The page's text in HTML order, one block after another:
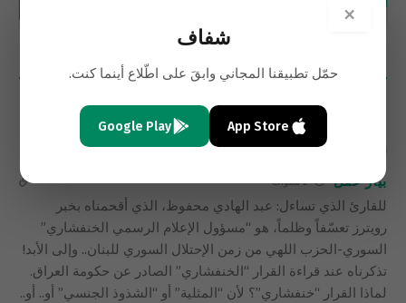
بيار عقل 2 سنوات
للقارئ الذي تساءل: عبد الهادي محفوظ، الذي أقحمناه بخبر
رويترز تعسّفاً وظلماً، هو “مسؤول الإعلام الرسمي الخنفشاري”
السوري-الحزب اللهي من زمن الإحتلال السوري للبنان.. وإلى الأبد!
تذكرناه عند قراءة القرار “الخنفشاري” الصادر عن حكومة العراق.
لماذا القرار “خنفشاري”؟ لأن “المثلية” أو “الشذوذ الجنسي” أو.. أو..
×
شفاف
حمّل تطبيقنا المجاني وابقَ على اطّلاع أينما كنت.
App Store
Google Play